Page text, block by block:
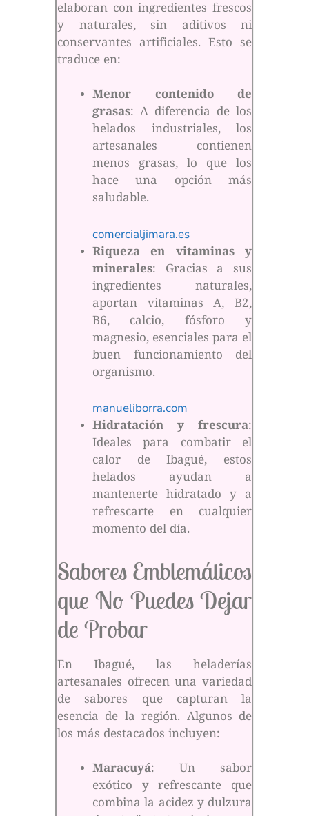
elaboran con ingredientes frescos
y naturales, sin aditivos ni
conservantes artificiales. Esto se
traduce en:
Menor contenido de
grasas: A diferencia de los
helados industriales, los
artesanales contienen
menos grasas, lo que los
hace una opción más
saludable.
comercialjimara.es
Riqueza en vitaminas y
minerales: Gracias a sus
ingredientes naturales,
aportan vitaminas A, B2,
B6, calcio, fósforo y
magnesio, esenciales para el
buen funcionamiento del
organismo.
manueliborra.com
Hidratación y frescura:
Ideales para combatir el
calor de Ibagué, estos
helados ayudan a
mantenerte hidratado y a
refrescarte en cualquier
momento del día.
Sabores Emblemáticos
que No Puedes Dejar
de Probar
En Ibagué, las heladerías
artesanales ofrecen una variedad
de sabores que capturan la
esencia de la región. Algunos de
los más destacados incluyen:
Maracuyá: Un sabor
exótico y refrescante que
combina la acidez y dulzura